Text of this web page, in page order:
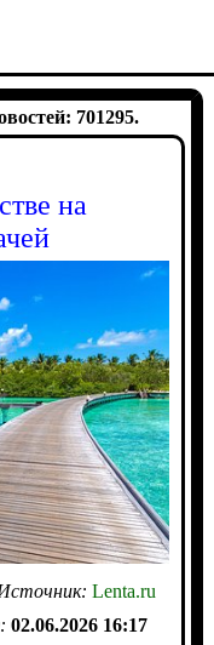
701295.
на
Lenta.ru
02.06.2026 16:17